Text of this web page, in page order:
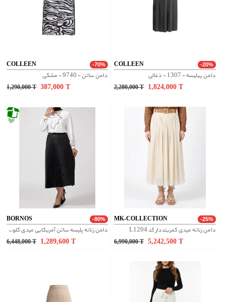
COLLEEN -70%
دامن ساتن - 9740 - مشکی
1,290,000 T 387,000
COLLEEN -20%
دامن پیلیسه - 1307 - ذغالی
2,280,000 T 1,824,000
BORNOS -80%
دامن زنانه پلیسه ساتن آمریکایی میدی کلوش فرزانه مشکی
6,448,000 T 1,289,600
MK-COLLECTION -25%
دامن زنانه میدی کمربنددار کد L1204
6,990,000 T 5,242,500